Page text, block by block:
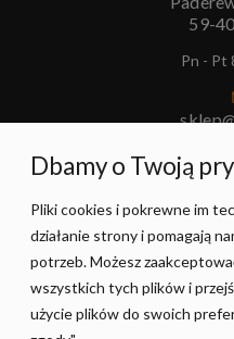
59-
Pn - Pt
+48
Dbamy o Twoją
Pliki cookies i pokrewne im
działanie strony i pomagają
potrzeb. Możesz
wszystkich tych plików i
użycie plików do swoich